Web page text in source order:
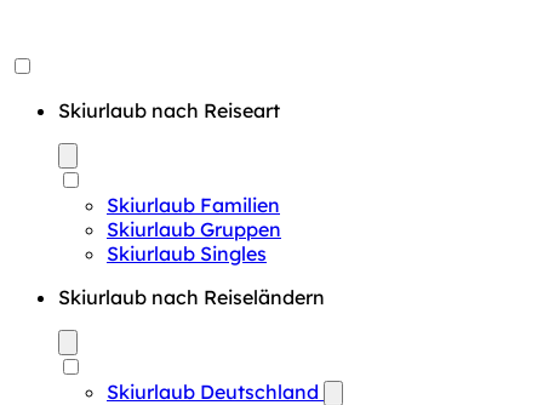
Skiurlaub nach Reiseart
Skiurlaub Familien
Skiurlaub Gruppen
Skiurlaub Singles
Skiurlaub nach Reiseländern
Skiurlaub Deutschland